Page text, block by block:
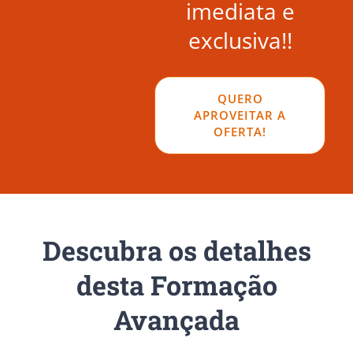
imediata e
exclusiva!!
QUERO
APROVEITAR A
OFERTA!
Descubra os detalhes
desta Formação
Avançada